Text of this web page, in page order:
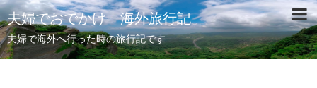
夫婦でおでかけ 海外旅行記
夫婦で海外へ行った時の旅行記です